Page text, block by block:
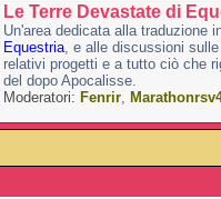
Le Terre Devastate di
Un'area dedicata alla traduzione
Equestria, e alle discussioni
relativi progetti e a tutto ciò che
del dopo Apocalisse.
Moderatori: Fenrir,